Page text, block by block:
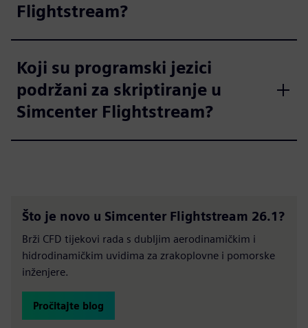
Flightstream?
Koji su programski jezici
podržani za skriptiranje u
Simcenter Flightstream?
Što je novo u Simcenter Flightstream 26.1?
Brži CFD tijekovi rada s dubljim aerodinamičkim i
hidrodinamičkim uvidima za zrakoplovne i pomorske
inženjere.
Pročitajte blog